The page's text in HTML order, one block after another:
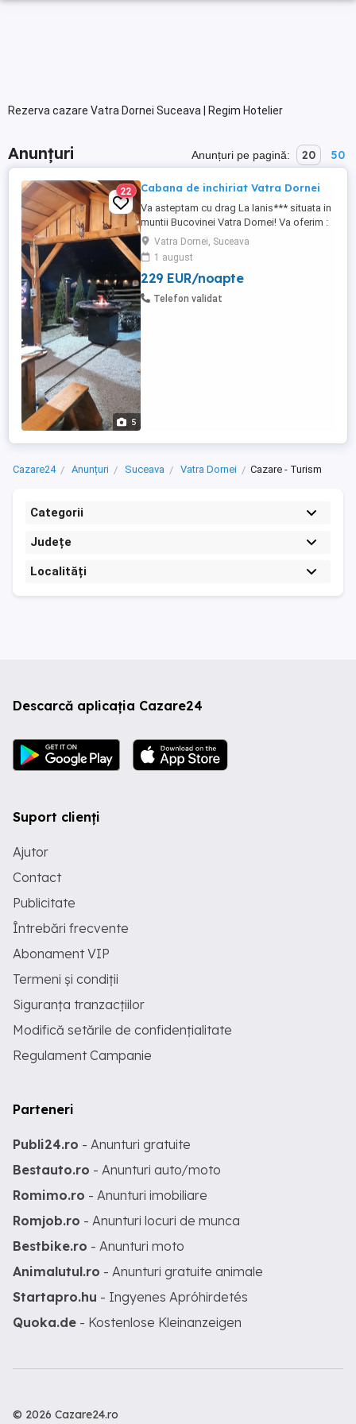
Rezerva cazare Vatra Dornei Suceava | Regim Hotelier
Anunțuri Anunțuri pe pagină: 20 50
5
22 Cabana de inchiriat Vatra Dornei
Va asteptam cu drag La Ianis*** situata in
muntii Bucovinei Vatra Dornei! Va oferim :
-4 dormitoare -3 bai -terasa -living generos
cu o bucatarie complet utilata -Tv -Wi-fi -
foisor inchis(cu soba si gratar) -terasa
acoperita la exterior cu loc de luat
masa,gratar plita -rotisor -ceaun -disc -
Vatra Dornei, Suceava
1 august
229 EUR/noapte
Telefon validat
Cazare24 Anunțuri Suceava Vatra Dornei Cazare - Turism
Categorii
Județe
Localități
Descarcă aplicația Cazare24
Suport clienți
Ajutor
Contact
Publicitate
Întrebări frecvente
Abonament VIP
Termeni și condiții
Siguranța tranzacțiilor
Modifică setările de confidențialitate
Regulament Campanie
Parteneri
Publi24.ro - Anunturi gratuite
Bestauto.ro - Anunturi auto/moto
Romimo.ro - Anunturi imobiliare
Romjob.ro - Anunturi locuri de munca
Bestbike.ro - Anunturi moto
Animalutul.ro - Anunturi gratuite animale
Startapro.hu - Ingyenes Apróhirdetés
Quoka.de - Kostenlose Kleinanzeigen
© 2026 Cazare24.ro